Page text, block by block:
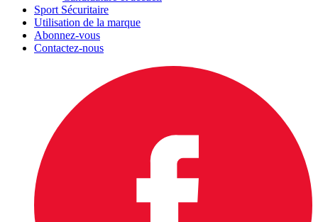
Sport Sécuritaire
Utilisation de la marque
Abonnez-vous
Contactez-nous